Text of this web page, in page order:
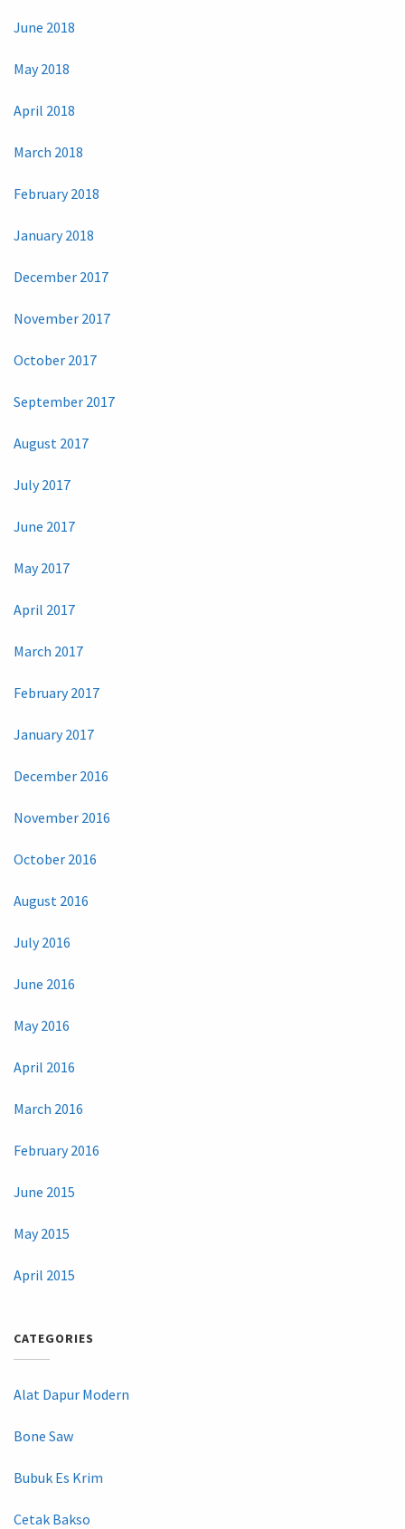
June 2018
May 2018
April 2018
March 2018
February 2018
January 2018
December 2017
November 2017
October 2017
September 2017
August 2017
July 2017
June 2017
May 2017
April 2017
March 2017
February 2017
January 2017
December 2016
November 2016
October 2016
August 2016
July 2016
June 2016
May 2016
April 2016
March 2016
February 2016
June 2015
May 2015
April 2015
CATEGORIES
Alat Dapur Modern
Bone Saw
Bubuk Es Krim
Cetak Bakso